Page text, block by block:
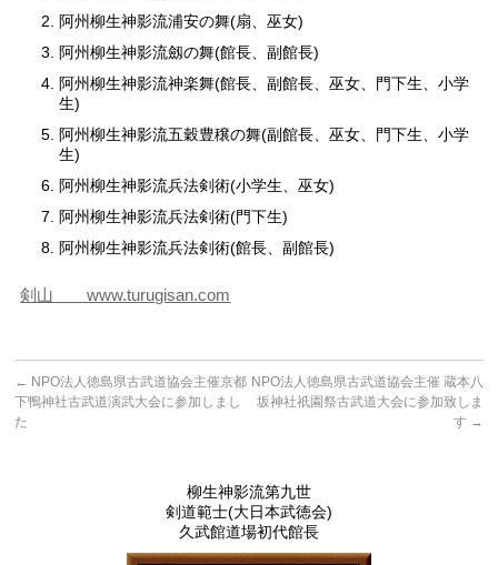
阿州柳生神影流浦安の舞(扇、巫女)
阿州柳生神影流劔の舞(館長、副館長)
阿州柳生神影流神楽舞(館長、副館長、巫女、門下生、小学
生)
阿州柳生神影流五穀豊穣の舞(副館長、巫女、門下生、小学
生)
阿州柳生神影流兵法剣術(小学生、巫女)
阿州柳生神影流兵法剣術(門下生)
阿州柳生神影流兵法剣術(館長、副館長)
剣山 www.turugisan.com
← NPO法人徳島県古武道協会主催京都
下鴨神社古武道演武大会に参加しまし
た
NPO法人徳島県古武道協会主催 蔵本八
坂神社祇園祭古武道大会に参加致しま
す →
柳生神影流第九世
剣道範士(大日本武徳会)
久武館道場初代館長